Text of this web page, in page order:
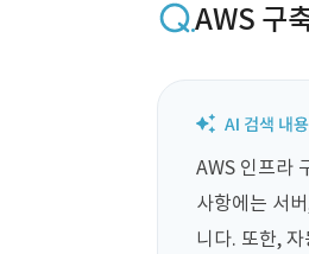
AWS 구
AWS 인프라
사항에는 서
니다. 또한,